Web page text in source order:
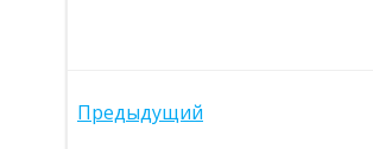
Навигация
Предыдущий